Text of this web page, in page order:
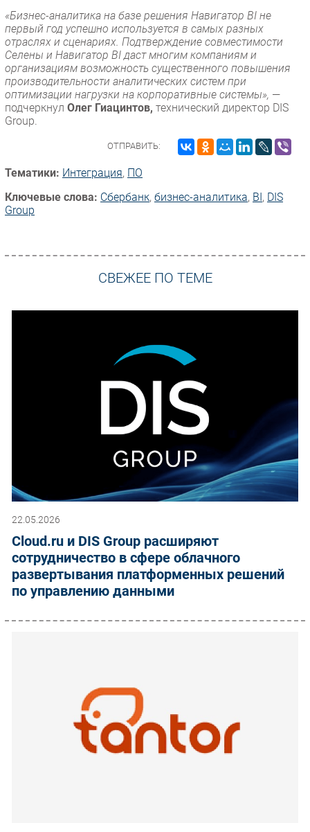
«Бизнес-аналитика на базе решения Навигатор BI не
первый год успешно используется в самых разных
отраслях и сценариях. Подтверждение совместимости
Селены и Навигатор BI даст многим компаниям и
организациям возможность существенного повышения
производительности аналитических систем при
оптимизации нагрузки на корпоративные системы», —
подчеркнул Олег Гиацинтов, технический директор DIS
Group.
ОТПРАВИТЬ:
Тематики: Интеграция, ПО
Ключевые слова: Сбербанк, бизнес-аналитика, BI, DIS
Group
СВЕЖЕЕ ПО ТЕМЕ
22.05.2026
Cloud.ru и DIS Group расширяют
сотрудничество в сфере облачного
развертывания платформенных решений
по управлению данными